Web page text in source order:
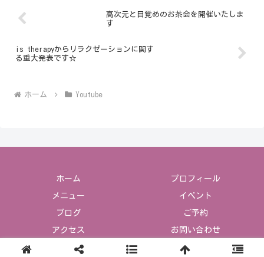
高次元と目覚めのお茶会を開催いたしま
す
is therapyからリラクゼーションに関す
る重大発表です☆
ホーム Youtube
ホーム プロフィール
メニュー イベント
ブログ ご予約
アクセス お問い合わせ
Copyright © 2023 is セラピー All Rights Reserved.